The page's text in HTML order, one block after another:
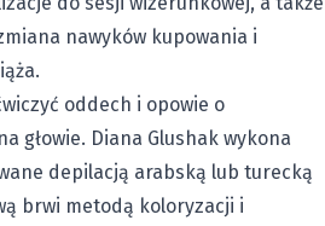
nawyków kupowania i
oddech i opowie o
głowie. Diana Glushak wykona
depilacją arabską lub turecką
brwi metodą koloryzacji i